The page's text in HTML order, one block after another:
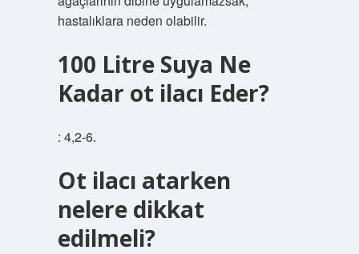
hastalıklara neden olabilir.
100 Litre Suya Ne
Kadar ot ilacı Eder?
: 4,2-6.
Ot ilacı atarken
nelere dikkat
edilmeli?